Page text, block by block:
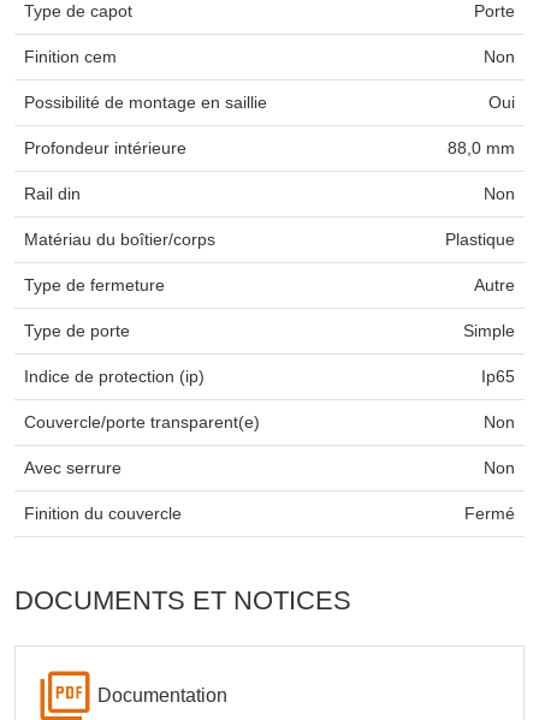
Type de capot Porte
Finition cem Non
Possibilité de montage en saillie Oui
Profondeur intérieure 88,0 mm
Rail din Non
Matériau du boîtier/corps Plastique
Type de fermeture Autre
Type de porte Simple
Indice de protection (ip) Ip65
Couvercle/porte transparent(e) Non
Avec serrure Non
Finition du couvercle Fermé
DOCUMENTS ET NOTICES
Documentation